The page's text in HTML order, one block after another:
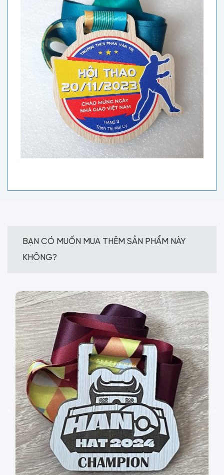
BẠN CÓ MUỐN MUA THÊM SẢN PHẨM NÀY
KHÔNG?